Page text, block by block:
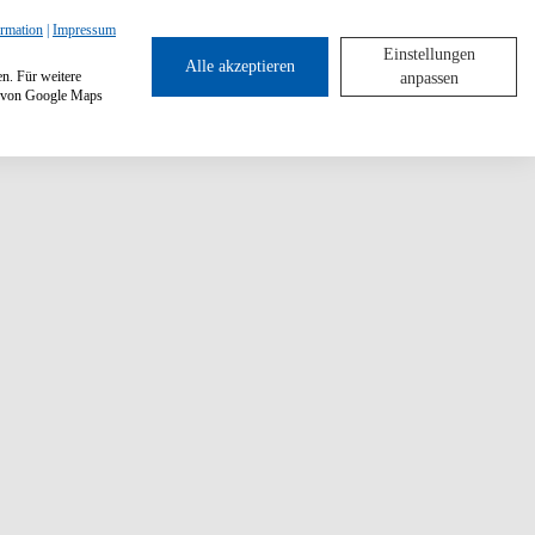
Impressum
Für weitere
Google Maps
Alle akzeptieren
Einstellungen
anpassen